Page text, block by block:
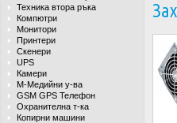
Техника втора ръка
Компютри
Монитори
Принтери
Скенери
UPS
Камери
М-Медийни у-ва
GSM GPS Телефон
Охранителна т-ка
Копирни машини